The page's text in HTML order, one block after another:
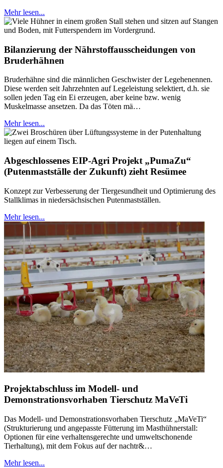
Mehr lesen...
Bilanzierung der Nährstoffausscheidungen von
Bruderhähnen
Bruderhähne sind die männlichen Geschwister der Legehenennen.
Diese werden seit Jahrzehnten auf Legeleistung selektiert, d.h. sie
sollen jeden Tag ein Ei erzeugen, aber keine bzw. wenig
Muskelmasse ansetzen. Da das Töten mä…
Mehr lesen...
Abgeschlossenes EIP-Agri Projekt „PumaZu“
(Putenmastställe der Zukunft) zieht Resümee
Konzept zur Verbesserung der Tiergesundheit und Optimierung des
Stallklimas in niedersächsischen Putenmastställen.
Mehr lesen...
Projektabschluss im Modell- und
Demonstrationsvorhaben Tierschutz MaVeTi
Das Modell- und Demonstrationsvorhaben Tierschutz „MaVeTi“
(Strukturierung und angepasste Fütterung im Masthühnerstall:
Optionen für eine verhaltensgerechte und umweltschonende
Tierhaltung), mit dem Fokus auf der nachtr&…
Mehr lesen...